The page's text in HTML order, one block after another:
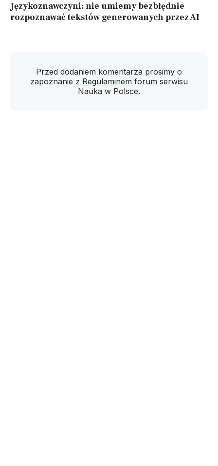
Językoznawczyni: nie umiemy bezbłędnie
rozpoznawać tekstów generowanych przez AI
Przed dodaniem komentarza prosimy o
zapoznanie z Regulaminem forum serwisu
Nauka w Polsce.